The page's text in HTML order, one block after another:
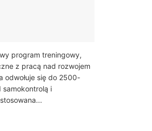
program treningowy,
z pracą nad rozwojem
odwołuje się do 2500-
i